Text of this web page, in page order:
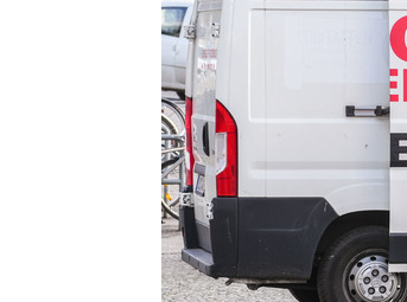
[속보]경찰·노동부, HL만도 평택사
[속보]합수본, '투표율 허위 입력' 중
[속보]원·달러 환율, 오전 9시 1423.8원
[속보]삼성전자·SK하이닉스 동반
[속보]코스닥, 5.95포인트(0.74%)
[속보]코스피, 6300선 재탈환
시리아 다마스쿠스 교외에서 미니버
입추에도 극한더위…서울 낮 39도 '
이란, 호르무즈서 "적국 목표물들"과